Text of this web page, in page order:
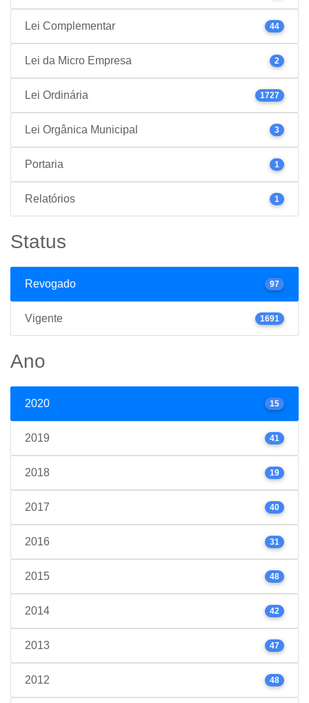
Lei Complementar 44
Lei da Micro Empresa 2
Lei Ordinária 1727
Lei Orgânica Municipal 3
Portaria 1
Relatórios 1
Status
Revogado 97
Vigente 1691
Ano
2020 15
2019 41
2018 19
2017 40
2016 31
2015 48
2014 42
2013 47
2012 48